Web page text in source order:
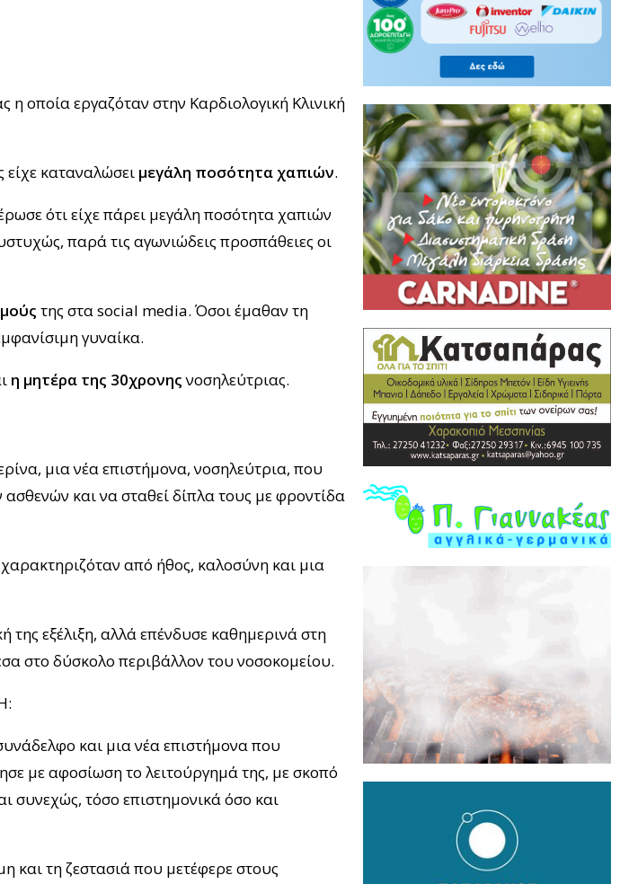
οποία εργαζόταν στην Καρδιολογική Κλινική
καταναλώσει μεγάλη ποσότητα χαπιών.
ότι είχε πάρει μεγάλη ποσότητα χαπιών
παρά τις αγωνιώδεις προσπάθειες οι
της στα social media. Όσοι έμαθαν τη
γυναίκα.
η μητέρα της 30χρονηςνοσηλεύτριας.
μια νέα επιστήμονα, νοσηλεύτρια, που
και να σταθεί δίπλα τους με φροντίδα
από ήθος, καλοσύνη και μια
εξέλιξη, αλλά επένδυσε καθημερινά στη
στο δύσκολο περιβάλλον του νοσοκομείου.
και μια νέα επιστήμονα που
με αφοσίωση το λειτούργημά της, με σκοπό
συνεχώς, τόσο επιστημονικά όσο και
και τη ζεστασιά που μετέφερε στους